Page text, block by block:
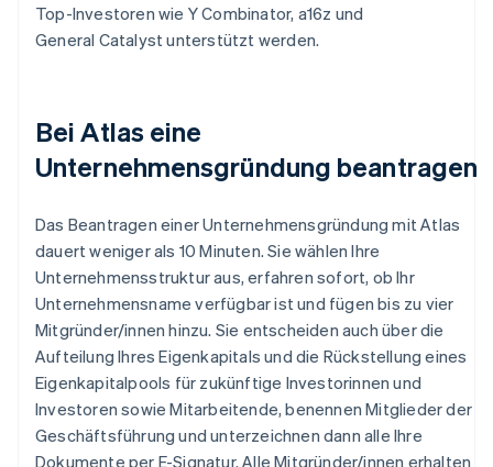
Top-Investoren wie Y Combinator, a16z und
General Catalyst unterstützt werden.
Bei Atlas eine
Unternehmensgründung beantragen
Das Beantragen einer Unternehmensgründung mit Atlas
dauert weniger als 10 Minuten. Sie wählen Ihre
Unternehmensstruktur aus, erfahren sofort, ob Ihr
Unternehmensname verfügbar ist und fügen bis zu vier
Mitgründer/innen hinzu. Sie entscheiden auch über die
Aufteilung Ihres Eigenkapitals und die Rückstellung eines
Eigenkapitalpools für zukünftige Investorinnen und
Investoren sowie Mitarbeitende, benennen Mitglieder der
Geschäftsführung und unterzeichnen dann alle Ihre
Dokumente per E-Signatur. Alle Mitgründer/innen erhalten